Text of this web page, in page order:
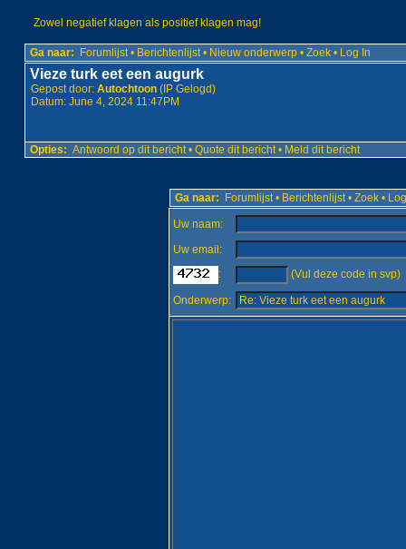
Zowel negatief klagen als positief klagen mag!
Ga naar: Forumlijst • Berichtenlijst • Nieuw onderwerp • Zoek • Log In
Vieze turk eet een augurk
Gepost door:Autochtoon (IP Gelogd)
Datum: June 4, 2024 11:47PM
Opties: Antwoord op dit bericht • Quote dit bericht • Meld dit bericht
Ga naar: Forumlijst • Berichtenlijst • Zoek •
Uw naam:
Uw email:
:
(Vul deze code in svp)
Onderwerp: